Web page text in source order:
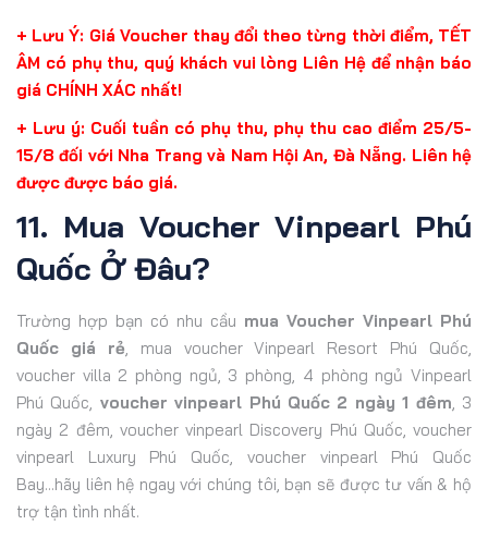
+ Lưu Ý: Giá Voucher thay đổi theo từng thời điểm, TẾT
ÂM có phụ thu, quý khách vui lòng Liên Hệ để nhận báo
giá CHÍNH XÁC nhất!
+ Lưu ý: Cuối tuần có phụ thu, phụ thu cao điểm 25/5-
15/8 đối với Nha Trang và Nam Hội An, Đà Nẵng. Liên hệ
được được báo giá.
11. Mua Voucher Vinpearl Phú
Quốc Ở Đâu?
Trường hợp bạn có nhu cầu mua Voucher Vinpearl Phú
Quốc giá rẻ, mua voucher Vinpearl Resort Phú Quốc,
voucher villa 2 phòng ngủ, 3 phòng, 4 phòng ngủ Vinpearl
Phú Quốc, voucher vinpearl Phú Quốc 2 ngày 1 đêm, 3
ngày 2 đêm, voucher vinpearl Discovery Phú Quốc, voucher
vinpearl Luxury Phú Quốc, voucher vinpearl Phú Quốc
Bay...hãy liên hệ ngay với chúng tôi, bạn sẽ được tư vấn & hộ
trợ tận tình nhất.